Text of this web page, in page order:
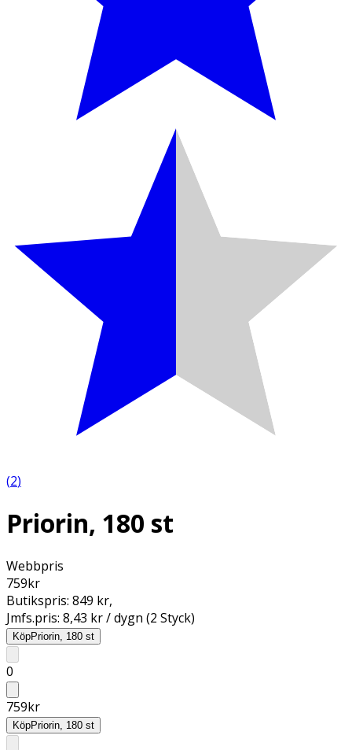
(2)
Priorin, 180 st
Webbpris
759kr
Butikspris: 849 kr,
Jmfs.pris: 8,43 kr / dygn (2 Styck)
KöpPriorin, 180 st
0
759kr
KöpPriorin, 180 st